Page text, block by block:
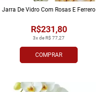
COMPRAR
3x de R$ 77,27
R$231,80
Jarra De Vidro Com Rosas E Ferrero